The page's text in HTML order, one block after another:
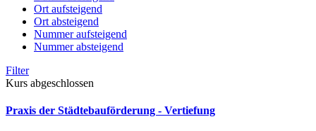
Ort aufsteigend
Ort absteigend
Nummer aufsteigend
Nummer absteigend
Filter
Kurs abgeschlossen
Praxis der Städtebauförderung - Vertiefung